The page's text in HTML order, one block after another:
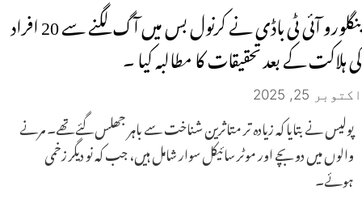
بنگلورو آئی ٹی باڈی نے کرنول بس میں آگ لگنے سے 20 افراد
کی ہلاکت کے بعد تحقیقات کا مطالبہ کیا ۔
اکتوبر 25, 2025
پولیس نے بتایا کہ زیادہ تر متاثرین شناخت سے باہر جھلس گئے تھے۔ مرنے
والوں میں دو بچے اور موٹر سائیکل سوار شامل ہیں، جب کہ نو دیگر زخمی
ہوئے۔